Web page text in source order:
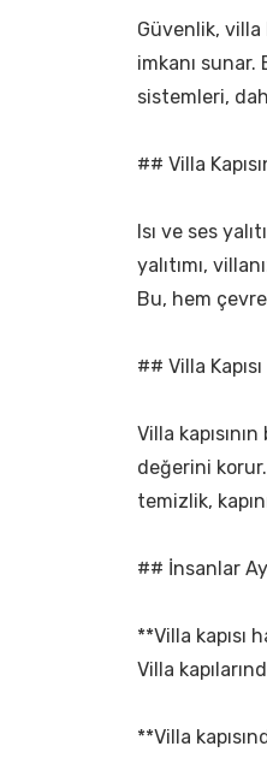
Güvenlik, villa
imkanı
sistemleri,
## Villa
Isı ve ses
yalıtımı,
Bu, hem
## Villa
Villa
değerini
temizlik,
## İnsanlar
**Villa kapısı
Villa
**Villa